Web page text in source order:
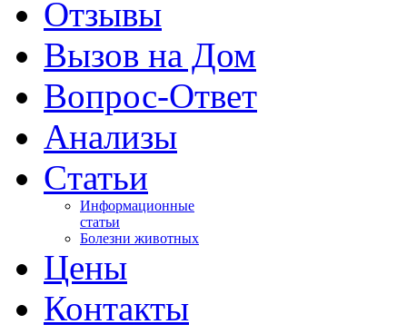
Отзывы
Вызов на Дом
Вопрос-Ответ
Анализы
Cтатьи
Информационные
статьи
Болезни животных
Цены
Контакты